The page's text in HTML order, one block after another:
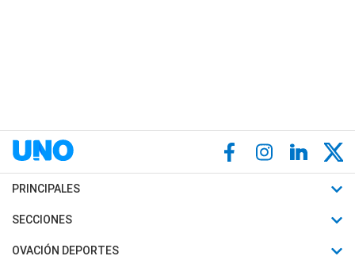
PRINCIPALES
Últimas Noticias
Política
SECCIONES
Horóscopo
OVACIÓN DEPORTES